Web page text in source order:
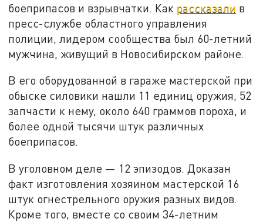
боеприпасов и взрывчатки. Как рассказали в
пресс-службе областного управления
полиции, лидером сообщества был 60-летний
мужчина, живущий в Новосибирском районе.
В его оборудованной в гараже мастерской при
обыске силовики нашли 11 единиц оружия, 52
запчасти к нему, около 640 граммов пороха, и
более одной тысячи штук различных
боеприпасов.
В уголовном деле — 12 эпизодов. Доказан
факт изготовления хозяином мастерской 16
штук огнестрельного оружия разных видов.
Кроме того, вместе со своим 34-летним